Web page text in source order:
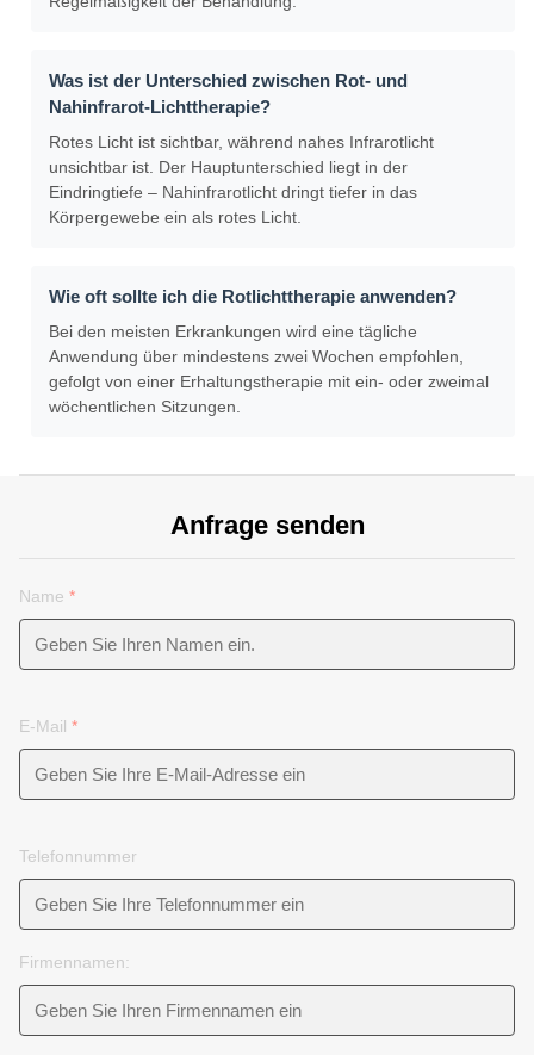
Was ist der Unterschied zwischen Rot- und
Nahinfrarot-Lichttherapie?
Rotes Licht ist sichtbar, während nahes Infrarotlicht
unsichtbar ist. Der Hauptunterschied liegt in der
Eindringtiefe – Nahinfrarotlicht dringt tiefer in das
Körpergewebe ein als rotes Licht.
Wie oft sollte ich die Rotlichttherapie anwenden?
Bei den meisten Erkrankungen wird eine tägliche
Anwendung über mindestens zwei Wochen empfohlen,
gefolgt von einer Erhaltungstherapie mit ein- oder zweimal
wöchentlichen Sitzungen.
Anfrage senden
Name *
E-Mail *
Telefonnummer
Firmennamen: